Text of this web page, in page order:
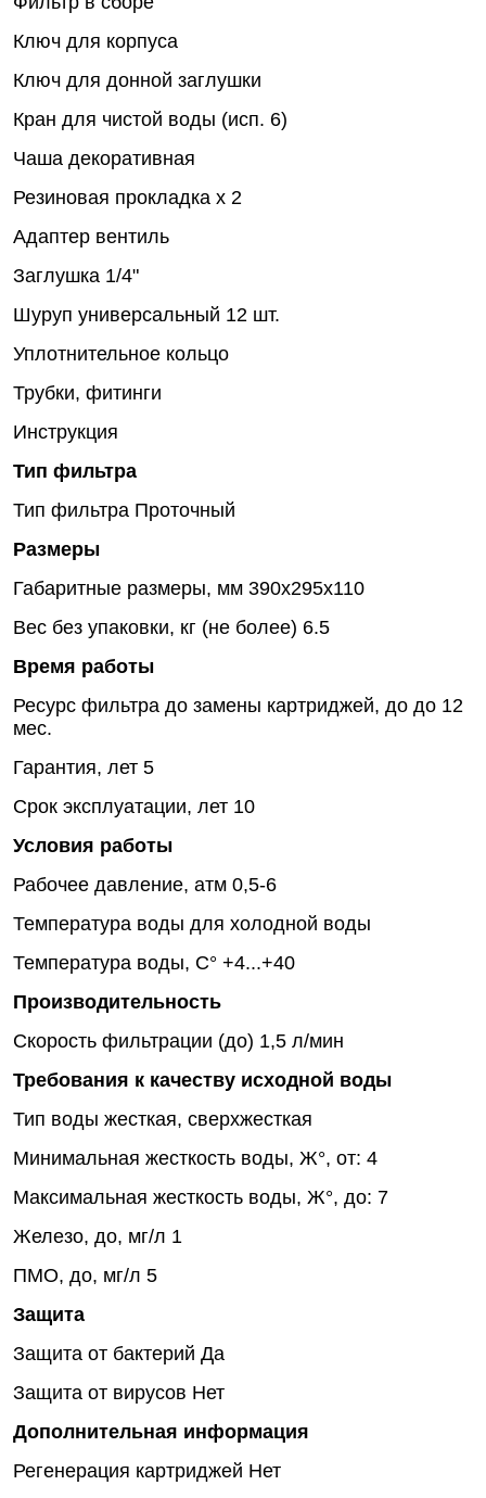
Ключ для корпуса
Ключ для донной заглушки
Кран для чистой воды (исп. 6)
Чаша декоративная
Резиновая прокладка х 2
Адаптер вентиль
Заглушка 1/4"
Шуруп универсальный 12 шт.
Уплотнительное кольцо
Трубки, фитинги
Инструкция
Тип фильтра
Тип фильтра Проточный
Размеры
Габаритные размеры, мм 390x295x110
Вес без упаковки, кг (не более) 6.5
Время работы
Ресурс фильтра до замены картриджей, до до 12
мес.
Гарантия, лет 5
Срок эксплуатации, лет 10
Условия работы
Рабочее давление, атм 0,5-6
Температура воды для холодной воды
Температура воды, C° +4...+40
Производительность
Скорость фильтрации (до) 1,5 л/мин
Требования к качеству исходной воды
Тип воды жесткая, сверхжесткая
Минимальная жесткость воды, Ж°, от: 4
Максимальная жесткость воды, Ж°, до: 7
Железо, до, мг/л 1
ПМО, до, мг/л 5
Защита
Защита от бактерий Да
Защита от вирусов Нет
Дополнительная информация
Регенерация картриджей Нет